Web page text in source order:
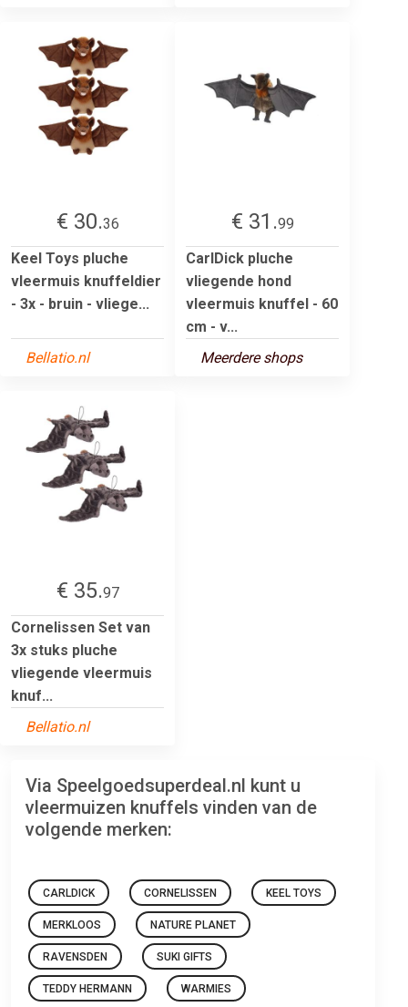
€ 30.36
Keel Toys pluche
vleermuis knuffeldier
- 3x - bruin - vliege...
Bellatio.nl
€ 31.99
CarlDick pluche
vliegende hond
vleermuis knuffel - 60
cm - v...
Meerdere shops
€ 35.97
Cornelissen Set van
3x stuks pluche
vliegende vleermuis
knuf...
Bellatio.nl
Via Speelgoedsuperdeal.nl kunt u
vleermuizen knuffels vinden van de
volgende merken:
CARLDICK CORNELISSEN KEEL TOYS
MERKLOOS NATURE PLANET
RAVENSDEN SUKI GIFTS
TEDDY HERMANN WARMIES